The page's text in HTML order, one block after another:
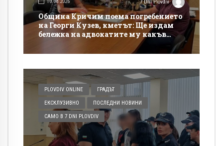
10.08.2026 7 Dni Plovdiv
Община Кричим поема погребението
на Георги Кузев, кметът: Ще издам
бележка на адвокатите му какъв
PLOVDIV ONLINE ГРАДЪТ
ЕКСКЛУЗИВНО ПОСЛЕДНИ НОВИНИ
САМО В 7 DNI PLOVDIV